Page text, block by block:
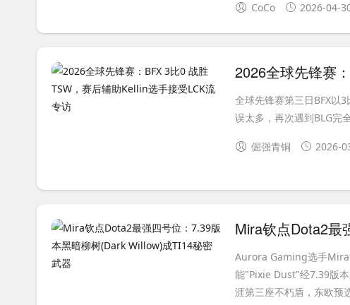
CoCo 2026-04-
全球先锋赛第三日BFX以
误太多，再次遇到BLG完
倔强青铜 2026-
Aurora Gaming选手Mira
能"Pixie Dust"经7.39版
涯第三座不朽盾，东欧预